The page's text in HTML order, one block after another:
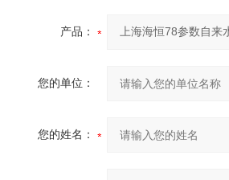
产品：
您的单位：
您的姓名：